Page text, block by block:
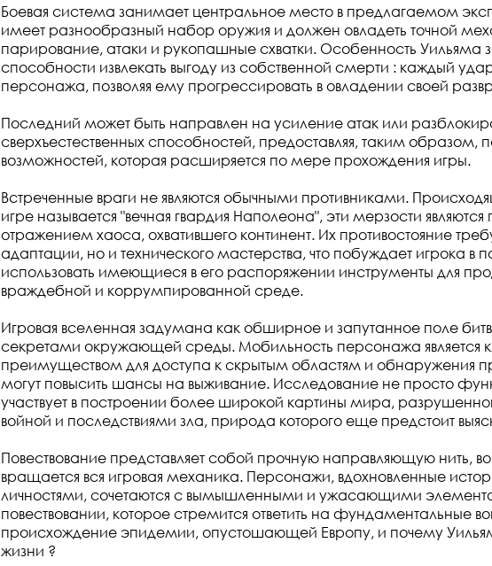
Боевая система занимает центральное место в предлагаемом
имеет разнообразный набор оружия и должен овладеть точной
парирование, атаки и рукопашные схватки. Особенность Уильяма
способности извлекать выгоду из собственной смерти : каждый
персонажа, позволяя ему прогрессировать в овладении своей
Последний может быть направлен на усиление атак или
сверхъестественных способностей, предоставляя, таким образом,
возможностей, которая расширяется по мере прохождения игры.
Встреченные враги не являются обычными противниками.
игре называется "вечная гвардия Наполеона", эти мерзости
отражением хаоса, охватившего континент. Их противостояние
адаптации, но и технического мастерства, что побуждает игрока в
использовать имеющиеся в его распоряжении инструменты для
враждебной и коррумпированной среде.
Игровая вселенная задумана как обширное и запутанное поле
секретами окружающей среды. Мобильность персонажа является
преимуществом для доступа к скрытым областям и обнаружения
могут повысить шансы на выживание. Исследование не просто
участвует в построении более широкой картины мира,
войной и последствиями зла, природа которого еще предстоит
Повествование представляет собой прочную направляющую нить,
вращается вся игровая механика. Персонажи, вдохновленные
личностями, сочетаются с вымышленными и ужасающими
повествовании, которое стремится ответить на фундаментальные
происхождение эпидемии, опустошающей Европу, и почему
жизни ?